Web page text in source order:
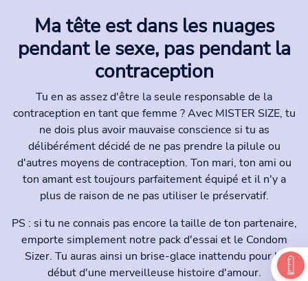
Ma tête est dans les nuages
pendant le sexe, pas pendant la
contraception
Tu en as assez d'être la seule responsable de la
contraception en tant que femme ? Avec MISTER SIZE, tu
ne dois plus avoir mauvaise conscience si tu as
délibérément décidé de ne pas prendre la pilule ou
d'autres moyens de contraception. Ton mari, ton ami ou
ton amant est toujours parfaitement équipé et il n'y a
plus de raison de ne pas utiliser le préservatif.
PS : si tu ne connais pas encore la taille de ton partenaire,
emporte simplement notre pack d'essai et le Condom
Sizer. Tu auras ainsi un brise-glace inattendu pour le
début d'une merveilleuse histoire d'amour.